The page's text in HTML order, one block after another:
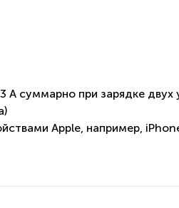
А суммарно при зарядке двух
Apple, например,